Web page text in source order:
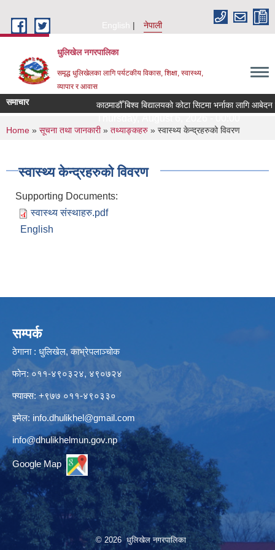
English
नेपाली
धुलिखेल नगरपालिका
समृद्ध धुलिखेलका लागि पर्यटकीय विकास, शिक्षा, स्वास्थ्य,
व्यापार र आवास
समाचार काठमाडौँ बिश्व बिद्यालयको कोटा सिटमा भर्नाका लागि
You are here
Home » सूचना तथा जानकारी» तथ्याङ्कहरु » स्वास्थ्य केन्द्रहरुको विवरण
स्वास्थ्य केन्द्रहरुको विवरण
Supporting Documents:
स्वास्थ्य संस्थाहरु.pdf
English
सम्पर्क
ठेगाना : धुलिखेल, काभ्रेपलाञ्चोक
फोन: ०११-४९०३२४, ४९०७२४
फ्याक्स: +९७७ ०११-४९०३३०
इमेल: info.dhulikhel@gmail.com
info@dhulikhelmun.gov.np
Google Map
© 2026 धुलिखेल नगरपालिका